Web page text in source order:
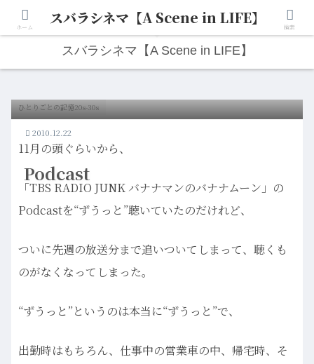
人生は“ひとりごと”から始まる。映画と写真と日々のこと。
スバラシネマ【A Scene in LIFE】
Podcast
ひとりごとの記憶20s-30s
2010.12.22
11月の頭ぐらいから、
「TBS RADIO JUNK バナナマンのバナナムーン」の
Podcastを“ずうっと”聴いていたのだけれど、
ついに先週の放送分まで追いついてしまって、聴くも
のがなくなってしまった。
“ずうっと”というのは本当に“ずうっと”で、
出勤時はもちろん、仕事中の営業車の中、帰宅時、そ
ホーム スバラシネマ【A Scene in LIFE】 検索